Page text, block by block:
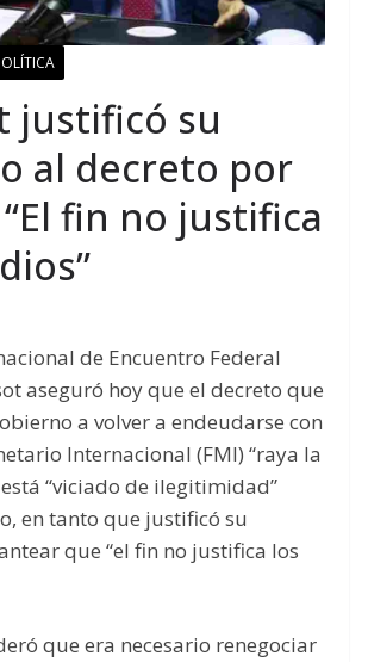
justificó su
al decreto por
fin no justifica
de Encuentro Federal
aseguró hoy que el decreto que
a volver a endeudarse con
Internacional (FMI) “raya la
“viciado de ilegitimidad”
en tanto que justificó su
que “el fin no justifica los
que era necesario renegociar